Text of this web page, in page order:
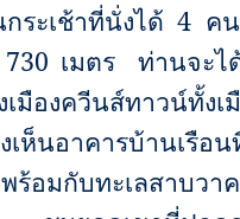
ระเช้าที่นั่งได้ 4 ค
เมตร ท่านจะไ
มืองควีนส์ทาวน์ทั้งเ
ห็นอาคารบ้านเรือ
ร้อมกับทะเลสาบวา